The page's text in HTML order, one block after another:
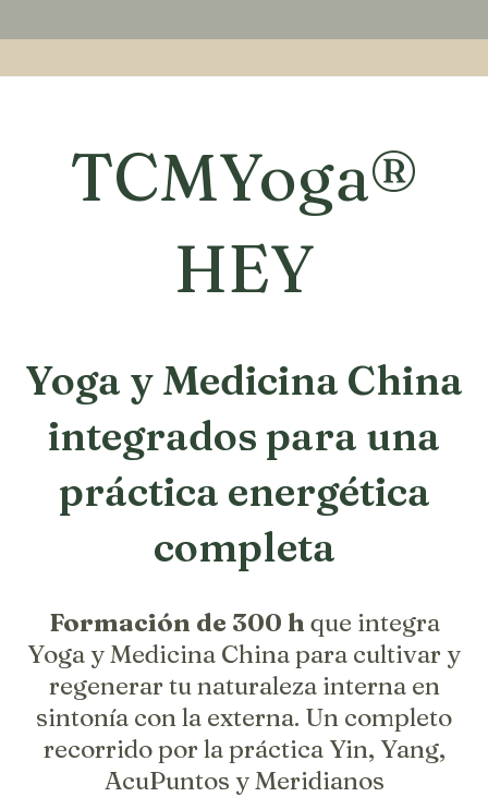
Estás aquí:
TCMYoga®
HEY
Yoga y Medicina China
integrados para una
práctica energética
completa
Formación de 300 h que integra
Yoga y Medicina China para cultivar y
regenerar tu naturaleza interna en
sintonía con la externa. Un completo
recorrido por la práctica Yin, Yang,
AcuPuntos y Meridianos